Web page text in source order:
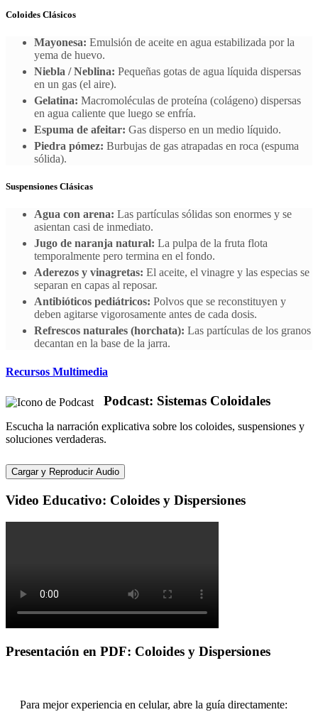
Coloides Clásicos
Mayonesa: Emulsión de aceite en agua estabilizada por la
yema de huevo.
Niebla / Neblina: Pequeñas gotas de agua líquida dispersas
en un gas (el aire).
Gelatina: Macromoléculas de proteína (colágeno) dispersas
en agua caliente que luego se enfría.
Espuma de afeitar: Gas disperso en un medio líquido.
Piedra pómez: Burbujas de gas atrapadas en roca (espuma
sólida).
Suspensiones Clásicas
Agua con arena: Las partículas sólidas son enormes y se
asientan casi de inmediato.
Jugo de naranja natural: La pulpa de la fruta flota
temporalmente pero termina en el fondo.
Aderezos y vinagretas: El aceite, el vinagre y las especias se
separan en capas al reposar.
Antibióticos pediátricos: Polvos que se reconstituyen y
deben agitarse vigorosamente antes de cada dosis.
Refrescos naturales (horchata): Las partículas de los granos
decantan en la base de la jarra.
Recursos Multimedia
Podcast: Sistemas Coloidales
Escucha la narración explicativa sobre los coloides, suspensiones y
soluciones verdaderas.
Cargar y Reproducir Audio
Video Educativo: Coloides y Dispersiones
Presentación en PDF: Coloides y Dispersiones
Para mejor experiencia en celular, abre la guía directamente: